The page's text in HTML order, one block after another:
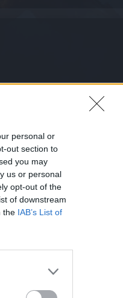
personal or
out section to
you may
us or personal
opt-out of the
of downstream
the IAB’s List of
Kisten öffnest kriegst du
(funktioniert eh nicht...)!